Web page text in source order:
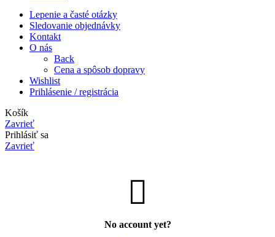
Lepenie a časté otázky
Sledovanie objednávky
Kontakt
O nás
Back
Cena a spôsob dopravy
Wishlist
Prihlásenie / registrácia
Košík
Zavrieť
Prihlásiť sa
Zavrieť
No account yet?